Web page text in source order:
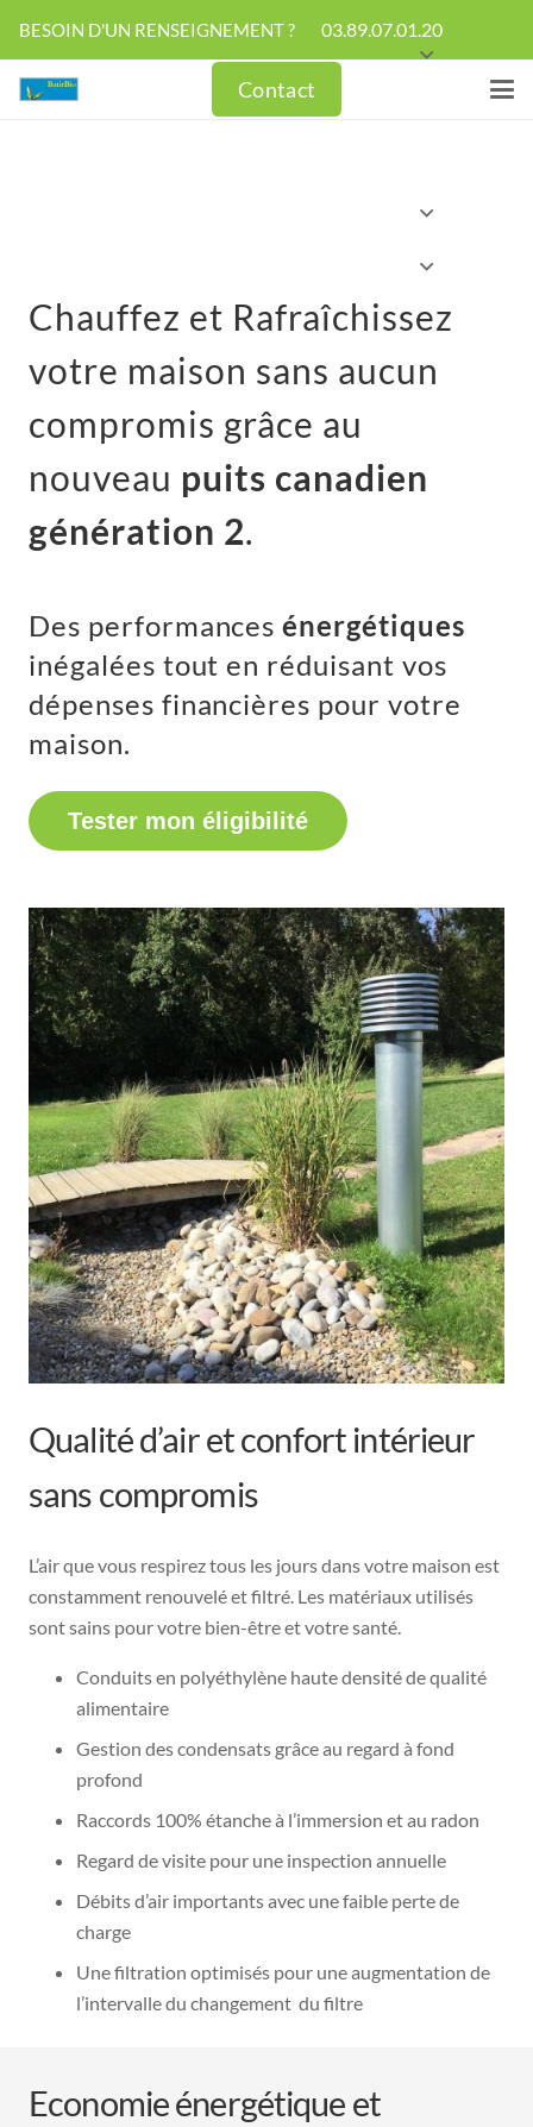
BESOIN D'UN RENSEIGNEMENT ? 03.89.07.01.20
Contact
Chauffez et Rafraîchissez
votre maison sans aucun
compromis grâce au
nouveau puits canadien
génération 2.
Des performancesénergétiques
inégalées tout en réduisant vos
dépenses financières pour votre
maison.
Tester mon éligibilité
Qualité d’air et confort intérieur
sans compromis
L’air que vous respirez tous les jours dans votre maison est
constamment renouvelé et filtré. Les matériaux utilisés
sont sains pour votre bien-être et votre santé.
Conduits en polyéthylène haute densité de qualité
alimentaire
Gestion des condensats grâce au regard à fond
profond
Raccords 100% étanche à l’immersion et au radon
Regard de visite pour une inspection annuelle
Débits d’air importants avec une faible perte de
charge
Une filtration optimisés pour une augmentation de
l’intervalle du changement du filtre
Economie énergétique et